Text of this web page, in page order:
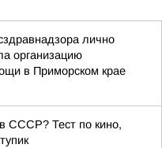
лично
организацию
в Приморском крае
СССР? Тест по кино,